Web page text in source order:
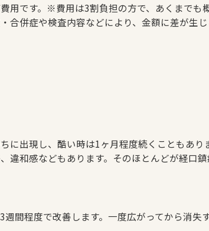
用です。※費用は3割負担の方で、あくまでも
合併症や検査内容などにより、金額に差が生
に出現し、酷い時は1ヶ月程度続くこともあり
違和感などもあります。そのほとんどが経口
間程度で改善します。一度広がってから消失